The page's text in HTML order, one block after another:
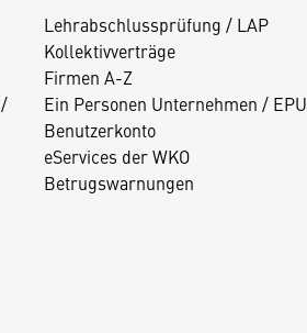
Lehrabschlussprüfung / LAP
Kollektivverträge
Firmen A-Z
Ein Personen Unternehmen / EPU
Benutzerkonto
eServices der WKO
Betrugswarnungen